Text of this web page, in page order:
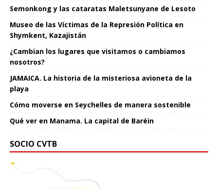
Semonkong y las cataratas Maletsunyane de Lesoto
Museo de las Víctimas de la Represión Política en
Shymkent, Kazajistán
¿Cambian los lugares que visitamos o cambiamos
nosotros?
JAMAICA. La historia de la misteriosa avioneta de la
playa
Cómo moverse en Seychelles de manera sostenible
Qué ver en Manama. La capital de Baréin
SOCIO CVTB